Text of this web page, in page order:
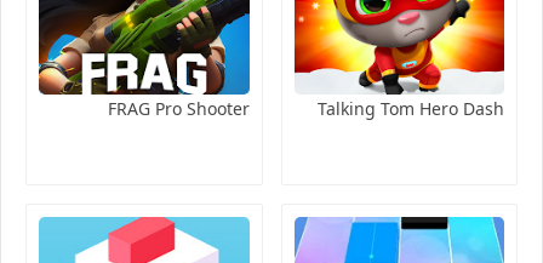
Talking Tom Hero Dash
FRAG Pro Shooter